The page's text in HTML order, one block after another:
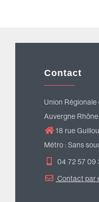
Contact
Union
Auvergne
18 rue
Métro : Sans
04 72 57 09
Contact par